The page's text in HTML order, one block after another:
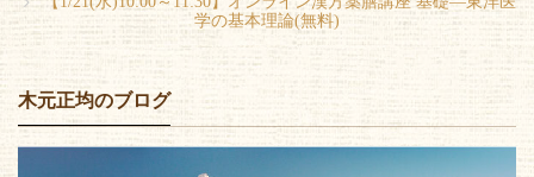
学の基本理論(無料)
木元正均のブログ